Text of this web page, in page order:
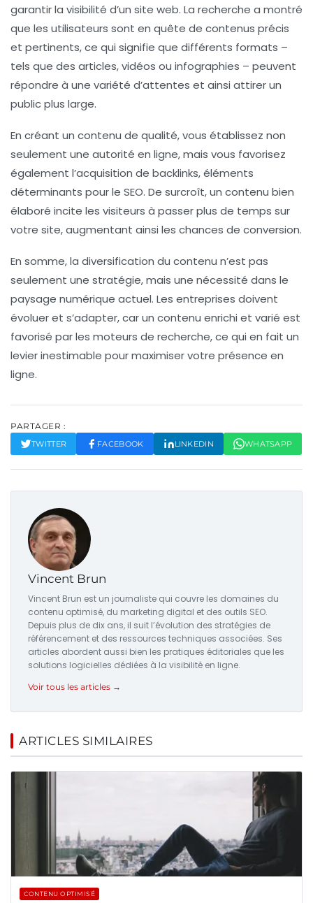
garantir la visibilité d’un site web. La recherche a montré
que les utilisateurs sont en quête de contenus précis
et pertinents, ce qui signifie que différents formats –
tels que des articles, vidéos ou infographies – peuvent
répondre à une variété d’attentes et ainsi attirer un
public plus large.
En créant un contenu de qualité, vous établissez non
seulement une autorité en ligne, mais vous favorisez
également l’acquisition de backlinks, éléments
déterminants pour le SEO. De surcroît, un contenu bien
élaboré incite les visiteurs à passer plus de temps sur
votre site, augmentant ainsi les chances de conversion.
En somme, la diversification du contenu n’est pas
seulement une stratégie, mais une nécessité dans le
paysage numérique actuel. Les entreprises doivent
évoluer et s’adapter, car un contenu enrichi et varié est
favorisé par les moteurs de recherche, ce qui en fait un
levier inestimable pour maximiser votre présence en
ligne.
PARTAGER :
TWITTER FACEBOOK LINKEDIN WHATSAPP
Vincent Brun
Vincent Brun est un journaliste qui couvre les domaines du
contenu optimisé, du marketing digital et des outils SEO.
Depuis plus de dix ans, il suit l’évolution des stratégies de
référencement et des ressources techniques associées. Ses
articles abordent aussi bien les pratiques éditoriales que les
solutions logicielles dédiées à la visibilité en ligne.
Voir tous les articles →
ARTICLES SIMILAIRES
CONTENU OPTIMISÉ